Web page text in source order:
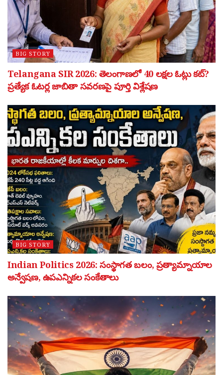
BIG STORY
Telangana SIR 2026: తెలంగాణలో 40 లక్షల ఓట్లు కట్?
ప్రత్యేక ఓటర్ల జాబితా సవరణపై పూర్తి విశ్లేషణ
BIG STORY
Indian Politics 2026: సంస్థాగత బలం, ప్రత్యామ్నాయాల
అన్వేషణ, ఉపఎన్నికల సంకేతాలు